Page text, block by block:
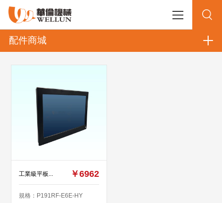
配件商城
工業級平板... ￥6962
規格：P191RF-E6E-HY